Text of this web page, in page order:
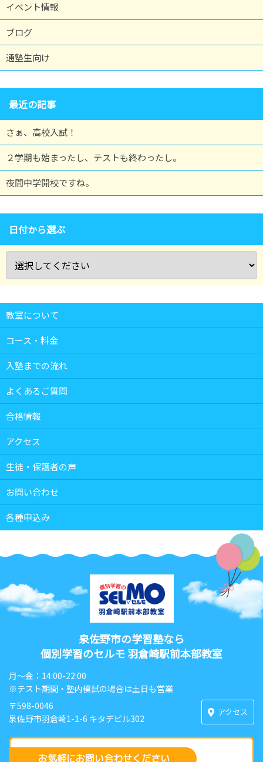
イベント情報
ブログ
通塾生向け
最近の記事
さぁ、高校入試！
２学期も始まったし、テストも終わったし。
夜間中学開校ですね。
日付から選ぶ
教室について
コース・料金
入塾までの流れ
よくあるご質問
合格情報
アクセス
生徒・保護者の声
お問い合わせ
各種申込み
泉佐野市の学習塾なら
個別学習のセルモ 羽倉崎駅前本部教室
月〜金：14:00-22:00
※テスト期間・塾内模試の場合は土日も営業
〒598-0046
泉佐野市羽倉崎1-1-6 キタデビル302
アクセス
お気軽にお問い合わせください